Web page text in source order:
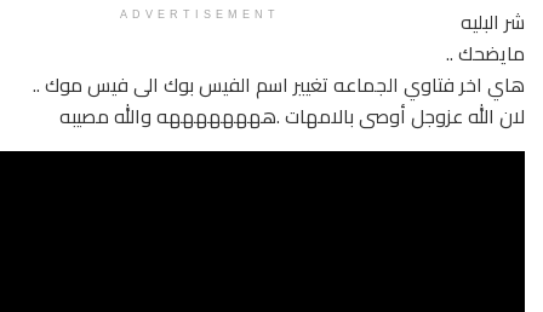
تغيير اسم الفيس بوك الى فيس موك ..
بالامهات .ههههههههه والله مصيبه